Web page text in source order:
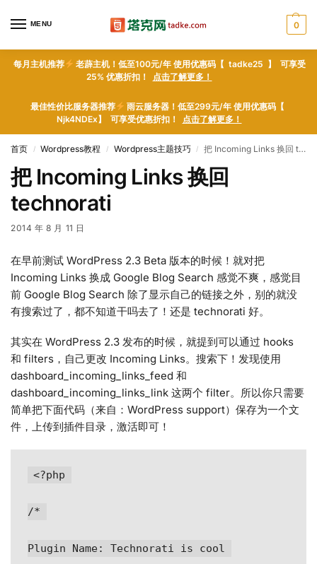
MENU 0
每月主机推荐
老薜主机！低至100元/年 使用优惠码【 tadke25 】 可享受
25% 优惠折扣！ 点击了解更多！
最佳性价比服务器推荐
雨云服务器！低至299元/年 使用优惠码【
Njk4NDEx】 可享受优惠折扣！ 点击了解更多！
首页 / Wordpress教程 / Wordpress主题技巧 / 把 Incoming Links 换回 technorati
把 Incoming Links 换回
technorati
2014 年 8 月 11 日
在早前测试 WordPress 2.3 Beta 版本的时候！就对把
Incoming Links 换成 Google Blog Search 感觉不爽，感觉目
前 Google Blog Search 除了显示自己的链接之外，别的就没
有搜索过了，都不知道干吗去了！还是 technorati 好。
其实在 WordPress 2.3 发布的时候，就提到可以通过 hooks
和 filters，自己更改 Incoming Links。搜索下！发现使用
dashboard_incoming_links_feed 和
dashboard_incoming_links_link 这两个 filter。所以你只需要
简单把下面代码（来自：WordPress support）保存为一个文
件，上传到插件目录，激活即可！